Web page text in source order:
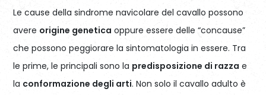
Le cause della sindrome navicolare del cavallo possono
avere origine genetica oppure essere delle “concause”
che possono peggiorare la sintomatologia in essere. Tra
le prime, le principali sono la predisposizione di razza e
la conformazione degli arti. Non solo il cavallo adulto è